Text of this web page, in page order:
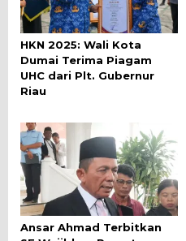
HKN 2025: Wali Kota
Dumai Terima Piagam
UHC dari Plt. Gubernur
Riau
Ansar Ahmad Terbitkan